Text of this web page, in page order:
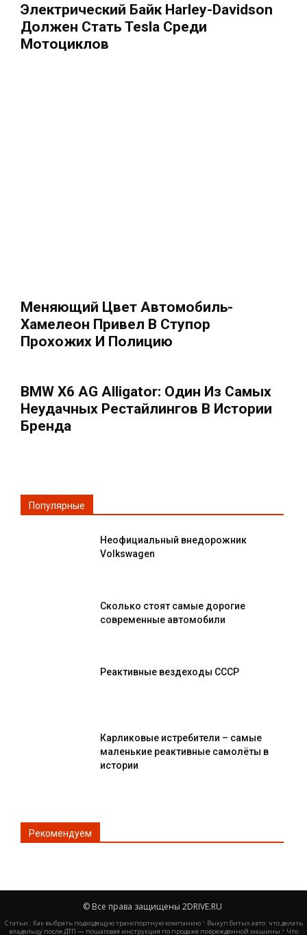
Электрический Байк Harley-Davidson
Должен Стать Tesla Среди
Мотоциклов
Меняющий Цвет Автомобиль-
Хамелеон Привел В Ступор
Прохожих И Полицию
BMW X6 AG Alligator: Один Из Самых
Неудачных Рестайлингов В Истории
Бренда
Популярные
Неофициальный внедорожник
Volkswagen
Сколько стоят самые дорогие
современные автомобили
Реактивные вездеходы СССР
Карликовые истребители – самые
маленькие реактивные самолёты в
истории
Рекомендуем
© Все права защищены 2DRIVE.RU
Статьи : Как выбрать подходящую транспортную компанию· Выкуп битых авто: что делать
владельцу после ДТП — пошаговая инструкция по продаже поврежденной машины· Что